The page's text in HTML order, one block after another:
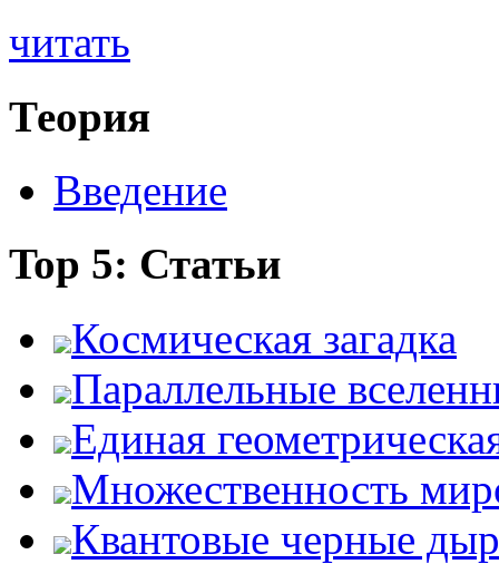
читать
Теория
Введение
Top 5: Статьи
Космическая загадка
Параллельные
Единая
Множественность
Квантовые черные